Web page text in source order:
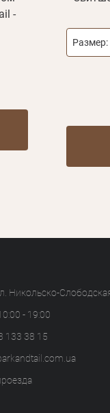
-
Размер:
Никольско-
- 19:00
133 38 15